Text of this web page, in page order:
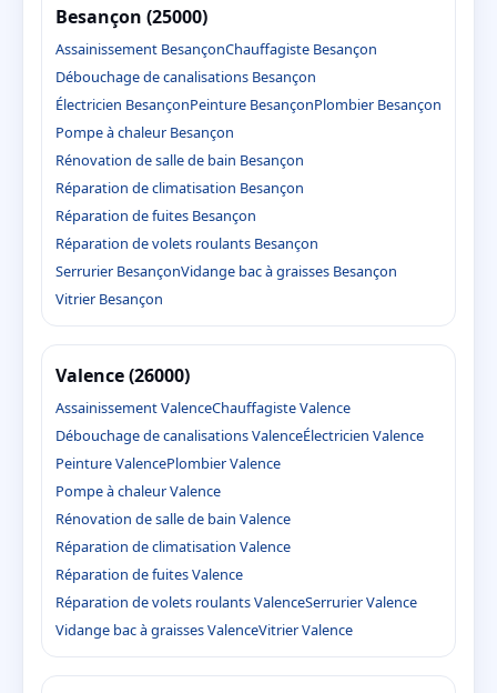
Besançon (25000)
Assainissement BesançonChauffagiste Besançon
Débouchage de canalisations Besançon
Électricien BesançonPeinture BesançonPlombier Besançon
Pompe à chaleur Besançon
Rénovation de salle de bain Besançon
Réparation de climatisation Besançon
Réparation de fuites Besançon
Réparation de volets roulants Besançon
Serrurier BesançonVidange bac à graisses Besançon
Vitrier Besançon
Valence (26000)
Assainissement ValenceChauffagiste Valence
Débouchage de canalisations ValenceÉlectricien Valence
Peinture ValencePlombier Valence
Pompe à chaleur Valence
Rénovation de salle de bain Valence
Réparation de climatisation Valence
Réparation de fuites Valence
Réparation de volets roulants ValenceSerrurier Valence
Vidange bac à graisses ValenceVitrier Valence